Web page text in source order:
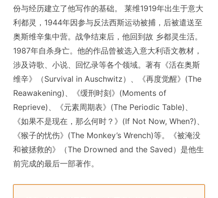
份与经历建立了他写作的基础。 莱维1919年出生于意大
利都灵，1944年因参与反法西斯运动被捕，后被遣送至
奥斯维辛集中营。战争结束后，他回到故 乡都灵生活。
1987年自杀身亡。他的作品曾被选入意大利语文教材，
涉及诗歌、小说、回忆录等各个领域。著有《活在奥斯
维辛》（Survival in Auschwitz）、《再度觉醒》(The
Reawakening)、《缓刑时刻》(Moments of
Reprieve)、《元素周期表》(The Periodic Table)、
《如果不是现在，那么何时？》(If Not Now, When?)、
《猴子的忧伤》(The Monkey’s Wrench)等。《被淹没
和被拯救的》（The Drowned and the Saved）是他生
前完成的最后一部著作。